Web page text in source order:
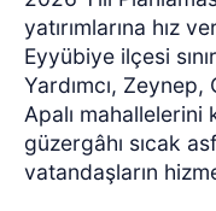
yatırımlarına hız
Eyyübiye ilçesi
Yardımcı,
Apalı
güzergâhı sıcak
vatandaşların